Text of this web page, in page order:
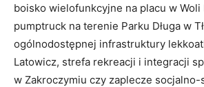
boisko wielofunkcyjne na placu w Woli
pumptruck na terenie Parku Długa w
ogólnodostępnej infrastruktury
Latowicz, strefa rekreacji i integracji
w Zakroczymiu czy zaplecze